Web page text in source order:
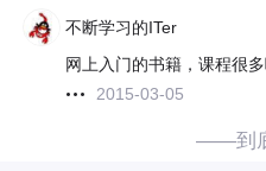
不断学习的ITer
网上入门的书籍，课程很多
2015-03-05
——到